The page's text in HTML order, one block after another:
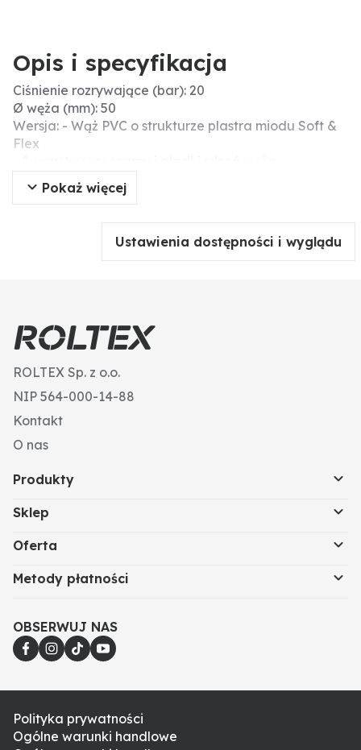
Opis i specyfikacja
Ciśnienie rozrywające (bar): 20
Ø węża (mm): 50
Wersja: - Wąż PVC o strukturze plastra miodu Soft &
Flex
- odporny na promieniowanie UV i trwały
Ø węża (cale): 2"
Zastosowanie: Ogrodnictwo, architektura krajobrazu,
budowach
- stabilny na promieniowanie UV, trwały i bardzo
- dobra odporność na ścieranie i warunki
atmosferyczne
szybkozłączy
Pokaż więcej
Ustawienia dostępności i wyglądu
ROLTEX Sp. z o.o.
NIP 564-000-14-88
Kontakt
O nas
Produkty
Sklep
Oferta
Metody płatności
OBSERWUJ NAS
Polityka prywatności
Ogólne warunki handlowe